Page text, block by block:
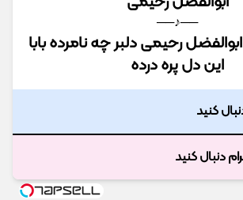
──♪──
رحیمی دلبر چه نامرده بابا
این دل پره درده
کنید
دنبال کنید